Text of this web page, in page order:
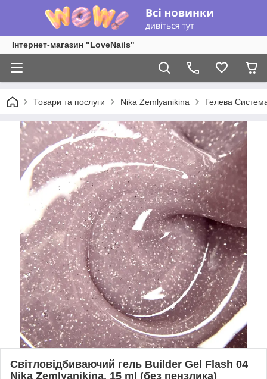
Інтернет-магазин "LoveNails"
Товари та послуги Nika Zemlyanikina Гелева
Світловідбиваючий гель Builder Gel Flash 04
Nika Zemlyanikina, 15 ml (без пензлика)